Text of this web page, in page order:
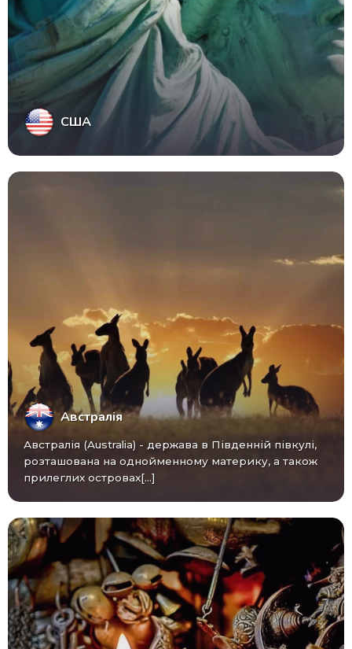
США
Австралія
Австралія (Australia) - ​​держава в Південній півкулі,
розташована на однойменному материку, а також
прилеглих островах[...]